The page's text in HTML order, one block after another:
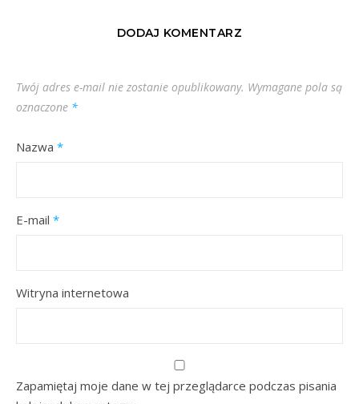
DODAJ KOMENTARZ
Twój adres e-mail nie zostanie opublikowany. Wymagane pola są
oznaczone *
Nazwa *
E-mail *
Witryna internetowa
Zapamiętaj moje dane w tej przeglądarce podczas pisania